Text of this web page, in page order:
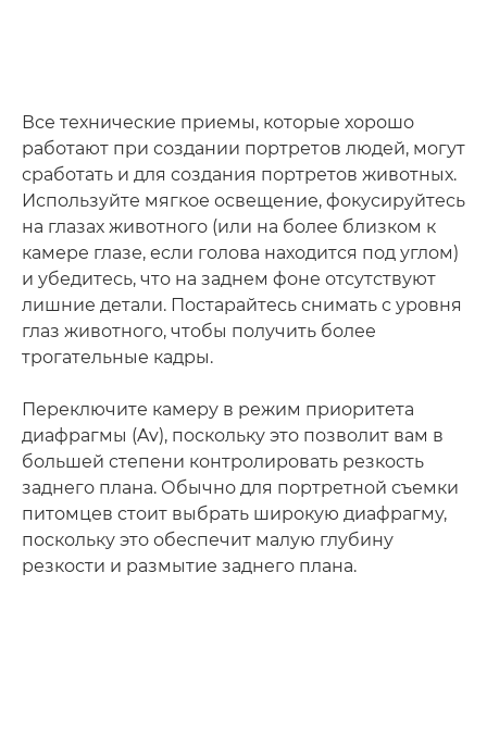
Все технические приемы, которые хорошо
работают при создании портретов людей, могут
сработать и для создания портретов животных.
Используйте мягкое освещение, фокусируйтесь
на глазах животного (или на более близком к
камере глазе, если голова находится под углом)
и убедитесь, что на заднем фоне отсутствуют
лишние детали. Постарайтесь снимать с уровня
глаз животного, чтобы получить более
трогательные кадры.
Переключите камеру в режим приоритета
диафрагмы (Av), поскольку это позволит вам в
большей степени контролировать резкость
заднего плана. Обычно для портретной съемки
питомцев стоит выбрать широкую диафрагму,
поскольку это обеспечит малую глубину
резкости и размытие заднего плана.